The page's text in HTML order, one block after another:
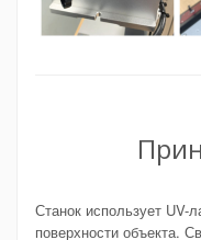
Станок использует UV-
поверхности объекта.